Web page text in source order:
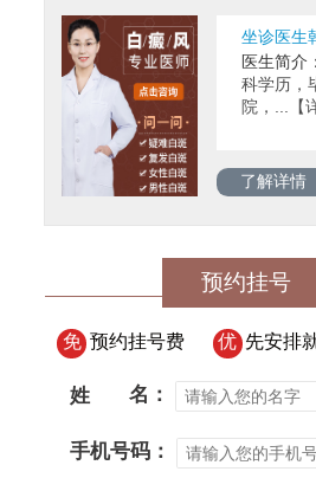
坐诊医生
医生简介：
科学历，
院，...【
了解详情
预约挂号
免 预约挂号费 优 先安排
姓 名：
手机号码：